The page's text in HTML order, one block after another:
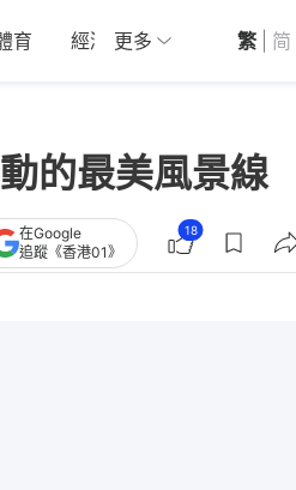
育 經濟 01深圳 觀點
更多 繁 简
的最美風景線
在Google
追蹤《香港01》
18